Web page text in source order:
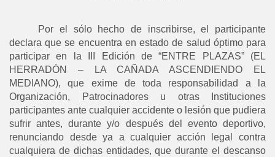
Por el sólo hecho de inscribirse, el participante
declara que se encuentra en estado de salud óptimo para
participar en la III Edición de “ENTRE PLAZAS” (EL
HERRADÓN – LA CAÑADA ASCENDIENDO EL
MEDIANO), que exime de toda responsabilidad a la
Organización, Patrocinadores u otras Instituciones
participantes ante cualquier accidente o lesión que pudiera
sufrir antes, durante y/o después del evento deportivo,
renunciando desde ya a cualquier acción legal contra
cualquiera de dichas entidades, que durante el descanso